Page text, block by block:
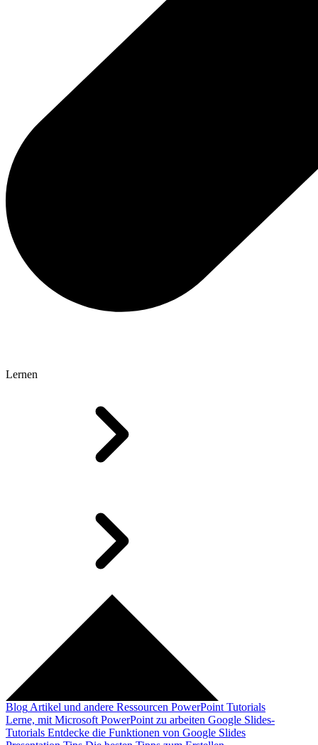
Lernen
Blog Artikel und andere Ressourcen PowerPoint Tutorials
Lerne, mit Microsoft PowerPoint zu arbeiten Google Slides-
Tutorials Entdecke die Funktionen von Google Slides